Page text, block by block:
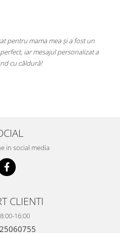
pentru mama mea și a fost un
iar mesajul personalizat a
cu căldură!
in social media
CLIENTI
16:00